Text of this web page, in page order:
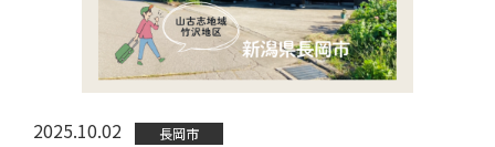
2025.10.02 長岡市